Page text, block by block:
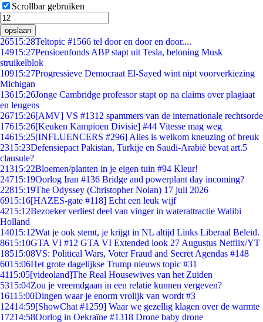
Scrollbar gebruiken
opslaan
26515:28Teltopic #1566 tel door en door en door....
14915:27Pensioenfonds ABP stapt uit Tesla, beloning Musk
struikelblok
10915:27Progressieve Democraat El-Sayed wint nipt voorverkiezing
Michigan
13615:26Jonge Cambridge professor stapt op na claims over plagiaat
en leugens
26715:26[AMV] VS #1312 spammers van de internationale rechtsorde
17615:26[Keuken Kampioen Divisie] #44 Vitesse mag weg
14615:25[INFLUENCERS #296] Alles is welkom kneuzing of breuk
2315:23Defensiepact Pakistan, Turkije en Saudi-Arabië bevat art.5
clausule?
21315:22Bloemen/planten in je eigen tuin #94 Kleur!
24715:19Oorlog Iran #136 Bridge and powerplant day incoming?
22815:19The Odyssey (Christopher Nolan) 17 juli 2026
6915:16[HAZES-gate #118] Echt een leuk wijf
4215:12Bezoeker verliest deel van vinger in waterattractie Walibi
Holland
14015:12Wat je ook stemt, je krijgt in NL altijd Links Liberaal Beleid.
8615:10GTA VI #12 GTA VI Extended look 27 Augustus Netflix/YT
18515:08VS: Political Wars, Voter Fraud and Secret Agendas #148
6015:06Het grote dagelijkse Trump nieuws topic #31
4115:05[videoland]The Real Housewives van het Zuiden
5315:04Zou je vreemdgaan in een relatie kunnen vergeven?
16115:00Dingen waar je enorm vrolijk van wordt #3
12414:59[ShowChat #1259] Waar we gezellig klagen over de warmte
17214:58Oorlog in Oekraïne #1318 Drone baby drone